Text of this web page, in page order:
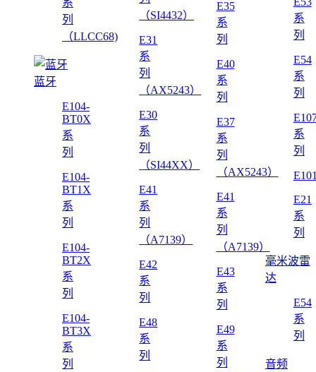
列
（LLCC68)
蓝牙
E104-
BT0X
系
列
E104-
BT1X
系
列
E104-
BT2X
系
列
E104-
BT3X
系
列
（SI4432）
E31
系
列
（AX5243）
E30
系
列
（SI44XX）
E41
系
列
（A7139）
E42
系
列
E48
系
列
E35
系
列
E40
系
列
E37
系
列
（AX5243）
E41
系
列
（A7139）
E43
系
列
E49
系
列
系
列
E54
系
列
系
列
E21
系
列
毫米波雷
达
E54
系
列
音频